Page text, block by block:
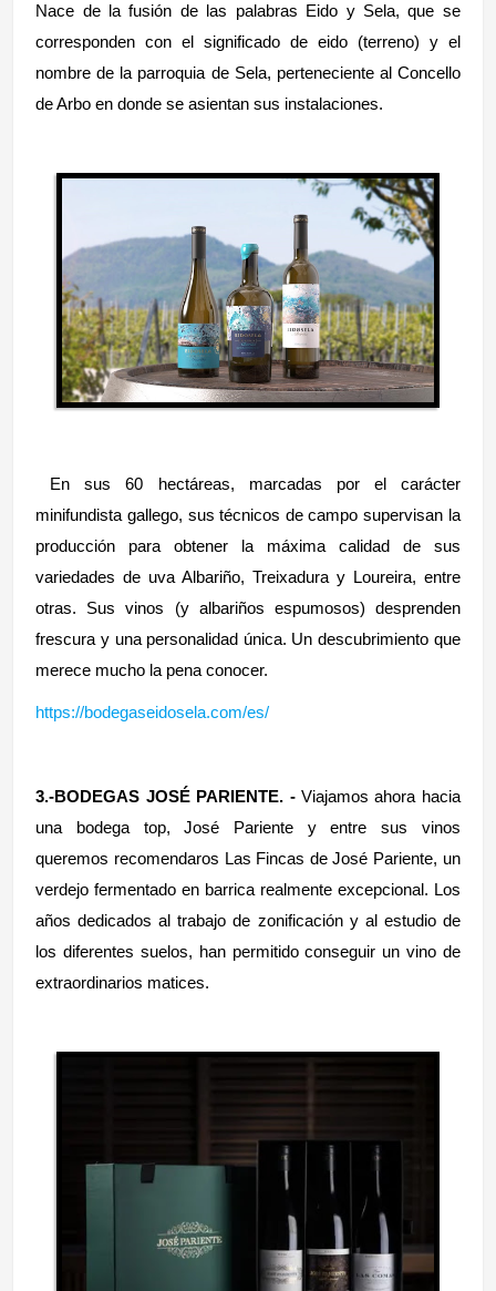
Nace de la fusión de las palabras Eido y Sela, que se
corresponden con el significado de eido (terreno) y el
nombre de la parroquia de Sela, perteneciente al Concello
de Arbo en donde se asientan sus instalaciones.
En sus 60 hectáreas, marcadas por el carácter
minifundista gallego, sus técnicos de campo supervisan la
producción para obtener la máxima calidad de sus
variedades de uva Albariño, Treixadura y Loureira, entre
otras. Sus vinos (y albariños espumosos) desprenden
frescura y una personalidad única. Un descubrimiento que
merece mucho la pena conocer.
https://bodegaseidosela.com/es/
3.-BODEGAS JOSÉ PARIENTE. -Viajamos ahora hacia
una bodega top, José Pariente y entre sus vinos
queremos recomendaros Las Fincas de José Pariente, un
verdejo fermentado en barrica realmente excepcional. Los
años dedicados al trabajo de zonificación y al estudio de
los diferentes suelos, han permitido conseguir un vino de
extraordinarios matices.